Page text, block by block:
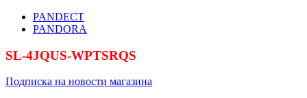
PANDECT
PANDORA
SL-4JQUS-WPTSRQS
Подписка на новости магазина